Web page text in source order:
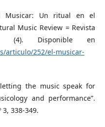
Musicar: Un ritual en el
Music Review = Revista
(4). Disponible en
articulo/252/el-musicar-
letting the music speak for
and performance”.
338-349.